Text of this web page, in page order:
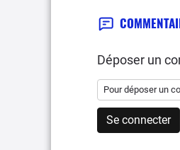
Déposer un
Pour déposer un
Se connecter